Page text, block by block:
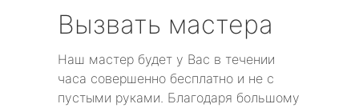
Вызвать мастера
Наш мастер будет у Вас в течении
часа совершенно бесплатно и не с
пустыми руками. Благодаря большому